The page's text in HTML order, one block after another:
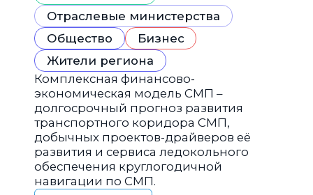
Отраслевые министерства
Общество
Бизнес
Жители региона
Комплексная финансово-
экономическая модель СМП –
долгосрочный прогноз развития
транспортного коридора СМП,
добычных проектов-драйверов её
развития и сервиса ледокольного
обеспечения круглогодичной
навигации по СМП.